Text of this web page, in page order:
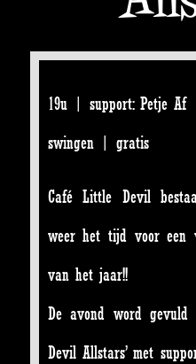
19u | support: Petje
swingen | gratis
Café Little Devil
weer het tijd voor een
van het jaar!!
De avond word gevuld
Devil Allstars’ met